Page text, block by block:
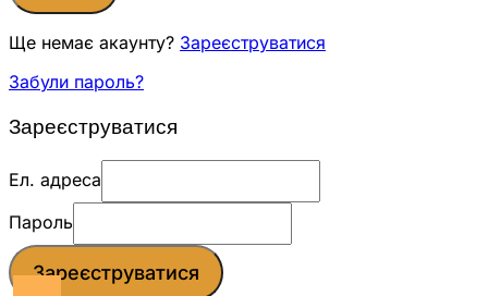
Ще немає акаунту? Зареєструватися
Забули пароль?
Зареєструватися
Ел. адреса
Пароль
Зареєструватися